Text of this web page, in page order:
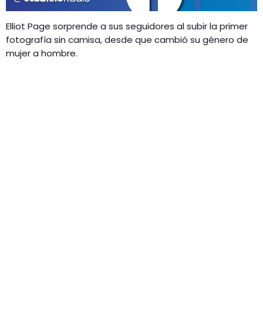
CONTACTO
Elliot Page sorprende a sus seguidores al subir la primer
fotografía sin camisa, desde que cambió su género de
mujer a hombre.